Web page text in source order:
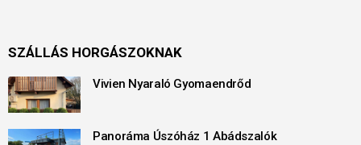
SZÁLLÁS HORGÁSZOKNAK
Vivien Nyaraló Gyomaendrőd
Panoráma Úszóház 1 Abádszalók